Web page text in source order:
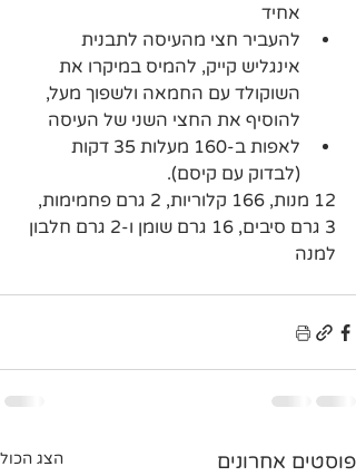
אחיד
️להעביר חצי מהעיסה לתבנית
אינגליש קייק, להמיס במיקרו את
השוקולד עם החמאה ולשפוך מעל,
להוסיף את החצי השני של העיסה
לאפות ב-160 מעלות 35 דקות
(לבדוק עם קיסם).
12 מנות, 166 קלוריות, 2 גרם פחמימות,
3 גרם סיבים, 16 גרם שומן ו-2 גרם חלבון
למנה
פוסטים אחרונים הצג הכול